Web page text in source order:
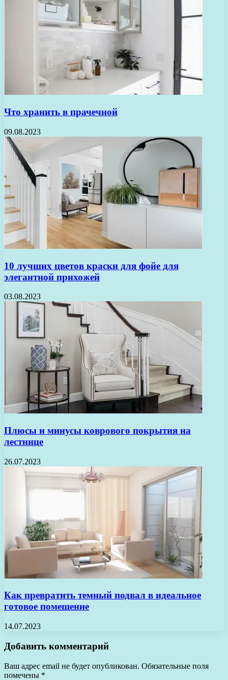
Что хранить в прачечной
09.08.2023
10 лучших цветов краски для фойе для
элегантной прихожей
03.08.2023
Плюсы и минусы коврового покрытия на
лестнице
26.07.2023
Как превратить темный подвал в идеальное
готовое помещение
14.07.2023
Добавить комментарий
Ваш адрес email не будет опубликован. Обязательные поля
помечены *